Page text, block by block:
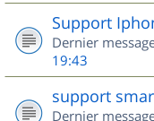
Support
Dernier
19:43
support
Dernier